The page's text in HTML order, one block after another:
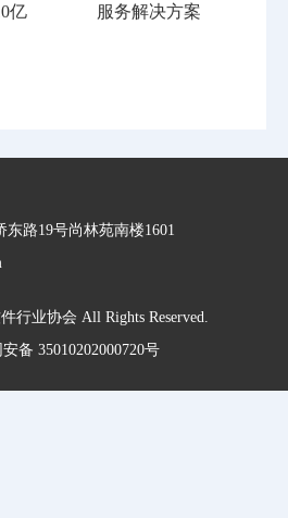
亿
服务解决方案
路19号尚林苑南楼1601
行业协会 All Rights Reserved.
备 35010202000720号